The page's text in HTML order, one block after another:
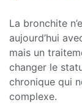
La bronchite
aujourd’hui
mais un
changer le
chronique qui
complexe.